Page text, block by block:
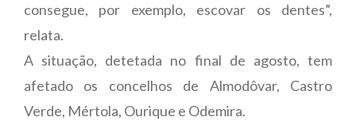
consegue, por exemplo, escovar os dentes”,
relata.
A situação, detetada no final de agosto, tem
afetado os concelhos de Almodôvar, Castro
Verde, Mértola, Ourique e Odemira.